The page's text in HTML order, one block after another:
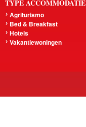
TYPE ACCOMMODATIE
Agriturismo
Bed & Breakfast
Hotels
Vakantiewoningen